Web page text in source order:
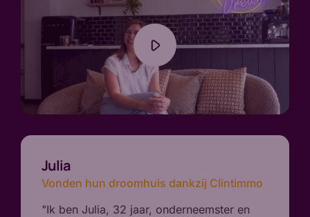
Julia
Vonden hun droomhuis dankzij Clintimmo
"Ik ben Julia, 32 jaar, onderneemster en